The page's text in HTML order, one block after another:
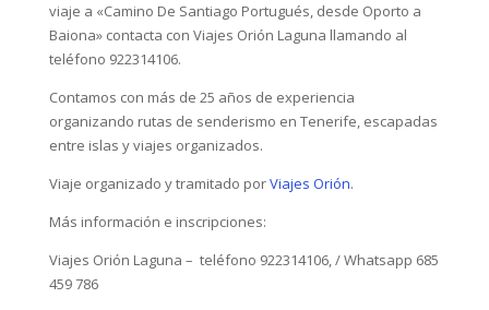
viaje a «Camino De Santiago Portugués, desde Oporto a
Baiona» contacta con Viajes Orión Laguna llamando al
teléfono 922314106.
Contamos con más de 25 años de experiencia
organizando rutas de senderismo en Tenerife, escapadas
entre islas y viajes organizados.
Viaje organizado y tramitado porViajes Orión.
Más información e inscripciones:
Viajes Orión Laguna – teléfono 922314106, / Whatsapp 685
459 786